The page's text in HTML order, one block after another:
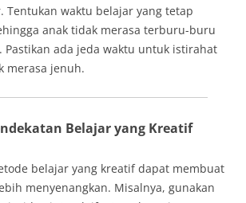
Tentukan waktu belajar yang tetap
anak tidak merasa terburu-buru
ada jeda waktu untuk istirahat
merasa jenuh.
Belajar yang Kreatif
belajar yang kreatif dapat membuat
menyenangkan. Misalnya, gunakan